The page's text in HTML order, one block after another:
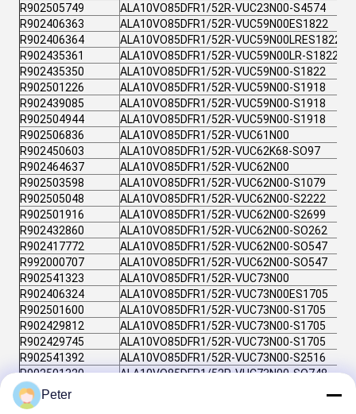
R902505749
ALA10VO85DFR1/52R-VUC23N00-S4574
R902406363
ALA10VO85DFR1/52R-VUC59N00ES1822
R902406364
ALA10VO85DFR1/52R-VUC59N00LRES1822
R902435361
ALA10VO85DFR1/52R-VUC59N00LR-S1822
R902435350
ALA10VO85DFR1/52R-VUC59N00-S1822
R902501226
ALA10VO85DFR1/52R-VUC59N00-S1918
R902439085
ALA10VO85DFR1/52R-VUC59N00-S1918
R902504944
ALA10VO85DFR1/52R-VUC59N00-S1918
R902506836
ALA10VO85DFR1/52R-VUC61N00
R902450603
ALA10VO85DFR1/52R-VUC62K68-SO97
R902464637
ALA10VO85DFR1/52R-VUC62N00
R902503598
ALA10VO85DFR1/52R-VUC62N00-S1079
R902505048
ALA10VO85DFR1/52R-VUC62N00-S2222
R902501916
ALA10VO85DFR1/52R-VUC62N00-S2699
R902432860
ALA10VO85DFR1/52R-VUC62N00-SO262
R902417772
ALA10VO85DFR1/52R-VUC62N00-SO547
R992000707
ALA10VO85DFR1/52R-VUC62N00-SO547
R902541323
ALA10VO85DFR1/52R-VUC73N00
R902406324
ALA10VO85DFR1/52R-VUC73N00ES1705
R902501600
ALA10VO85DFR1/52R-VUC73N00-S1705
R902429812
ALA10VO85DFR1/52R-VUC73N00-S1705
R902429745
ALA10VO85DFR1/52R-VUC73N00-S1705
R902541392
ALA10VO85DFR1/52R-VUC73N00-S2516
R902501320
ALA10VO85DFR1/52R-VUC73N00-SO748
R902534696
R902513653
Peter